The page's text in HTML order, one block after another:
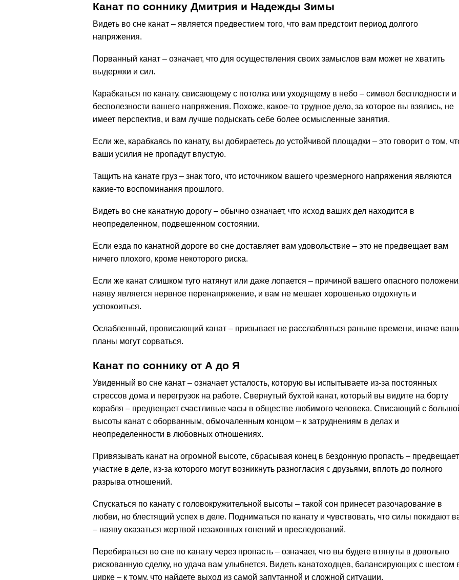
Канат по соннику Дмитрия и Надежды Зимы
Видеть во сне канат – является предвестием того, что вам предстоит период долгого
напряжения.
Порванный канат – означает, что для осуществления своих замыслов вам может не хватить
выдержки и сил.
Карабкаться по канату, свисающему с потолка или уходящему в небо – символ бесплодности и
бесполезности вашего напряжения. Похоже, какое-то трудное дело, за которое вы взялись, не
имеет перспектив, и вам лучше подыскать себе более осмысленные занятия.
Если же, карабкаясь по канату, вы добираетесь до устойчивой площадки – это говорит о том,
ваши усилия не пропадут впустую.
Тащить на канате груз – знак того, что источником вашего чрезмерного напряжения являются
какие-то воспоминания прошлого.
Видеть во сне канатную дорогу – обычно означает, что исход ваших дел находится в
неопределенном, подвешенном состоянии.
Если езда по канатной дороге во сне доставляет вам удовольствие – это не предвещает вам
ничего плохого, кроме некоторого риска.
Если же канат слишком туго натянут или даже лопается – причиной вашего опасного
наяву является нервное перенапряжение, и вам не мешает хорошенько отдохнуть и
успокоиться.
Ослабленный, провисающий канат – призывает не расслабляться раньше времени, иначе
планы могут сорваться.
Канат по соннику от А до Я
Увиденный во сне канат – означает усталость, которую вы испытываете из-за постоянных
стрессов дома и перегрузок на работе. Свернутый бухтой канат, который вы видите на борту
корабля – предвещает счастливые часы в обществе любимого человека. Свисающий с
высоты канат с оборванным, обмочаленным концом – к затруднениям в делах и
неопределенности в любовных отношениях.
Привязывать канат на огромной высоте, сбрасывая конец в бездонную пропасть – предвещает
участие в деле, из-за которого могут возникнуть разногласия с друзьями, вплоть до полного
разрыва отношений.
Спускаться по канату с головокружительной высоты – такой сон принесет разочарование в
любви, но блестящий успех в деле. Подниматься по канату и чувствовать, что силы покидают
– наяву оказаться жертвой незаконных гонений и преследований.
Перебираться во сне по канату через пропасть – означает, что вы будете втянуты в довольно
рискованную сделку, но удача вам улыбнется. Видеть канатоходцев, балансирующих с шестом
цирке – к тому, что найдете выход из самой запутанной и сложной ситуации.